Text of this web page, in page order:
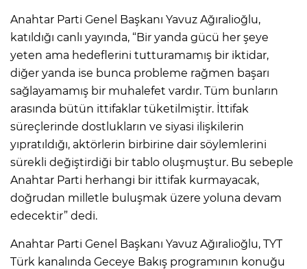
Anahtar Parti Genel Başkanı Yavuz Ağıralioğlu,
katıldığı canlı yayında, “Bir yanda gücü her şeye
yeten ama hedeflerini tutturamamış bir iktidar,
diğer yanda ise bunca probleme rağmen başarı
sağlayamamış bir muhalefet vardır. Tüm bunların
arasında bütün ittifaklar tüketilmiştir. İttifak
süreçlerinde dostlukların ve siyasi ilişkilerin
yıpratıldığı, aktörlerin birbirine dair söylemlerini
sürekli değiştirdiği bir tablo oluşmuştur. Bu sebeple
Anahtar Parti herhangi bir ittifak kurmayacak,
doğrudan milletle buluşmak üzere yoluna devam
edecektir” dedi.
Anahtar Parti Genel Başkanı Yavuz Ağıralioğlu, TYT
Türk kanalında Geceye Bakış programının konuğu